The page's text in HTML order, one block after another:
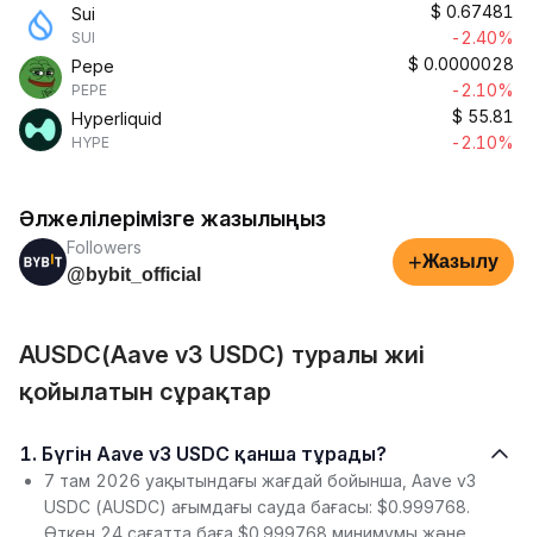
Sui
SUI
$ 0.67481
-2.40%
Pepe
PEPE
$ 0.0000028
-2.10%
Hyperliquid
HYPE
$ 55.81
-2.10%
Әлжелілерімізге жазылыңыз
Followers
@bybit_official
+Жазылу
AUSDC(Aave v3 USDC) туралы жиі
қойылатын сұрақтар
1. Бүгін Aave v3 USDC қанша тұрады?
7 там 2026 уақытындағы жағдай бойынша, Aave v3
USDC (AUSDC) ағымдағы сауда бағасы: $0.999768.
Өткен 24 сағатта баға $0.999768 минимумы және